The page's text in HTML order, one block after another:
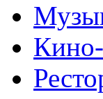
Кино-